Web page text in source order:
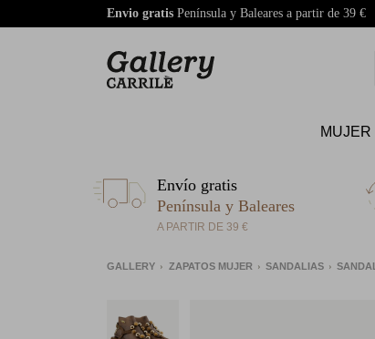
Envio gratis Península y Baleares a partir de 39 €
MUJER
Envío gratis
Península y Baleares
A PARTIR DE 39 €
GALLERY ZAPATOS MUJER SANDALIAS